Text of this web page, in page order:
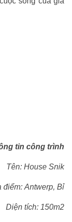
tin công trình
Tên: House Snik
điểm: Antwerp, Bỉ
Diện tích: 150m2